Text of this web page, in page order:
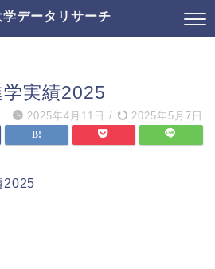
データリサーチ
実績2025
2025年4月11日 / 2025年5月7日
2025